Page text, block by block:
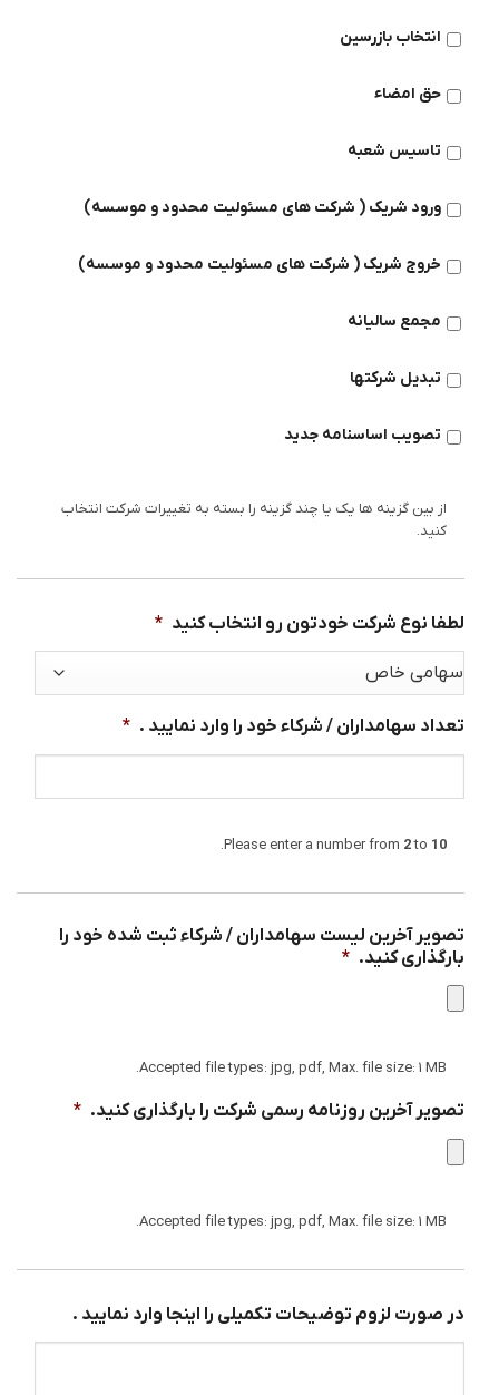
انتخاب بازرسین
حق امضاء
تاسیس شعبه
ورود شریک ( شرکت های مسئولیت محدود و موسسه)
خروج شریک ( شرکت های مسئولیت محدود و موسسه)
مجمع سالیانه
تبدیل شرکتها
تصویب اساسنامه جدید
از بین گزینه ها یک یا چند گزینه را بسته به تغییرات شرکت انتخاب
کنید.
لطفا نوع شرکت خودتون رو انتخاب کنید *
تعداد سهامداران / شرکاء خود را وارد نمایید . *
Please enter a number from 2to 10
.
تصویر آخرین لیست سهامداران / شرکاء ثبت شده خود را
بارگذاری کنید. *
Accepted file types: jpg, pdf, Max. file size: 1 MB.
تصویر آخرین روزنامه رسمی شرکت را بارگذاری کنید. *
Accepted file types: jpg, pdf, Max. file size: 1 MB.
در صورت لزوم توضیحات تکمیلی را اینجا وارد نمایید .